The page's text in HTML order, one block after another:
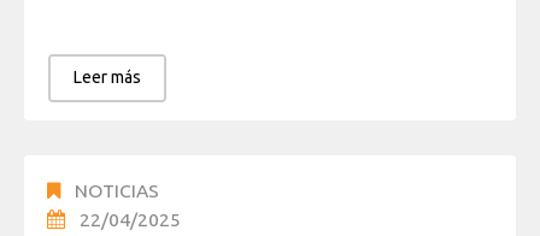
Leer más
NOTICIAS
22/04/2025